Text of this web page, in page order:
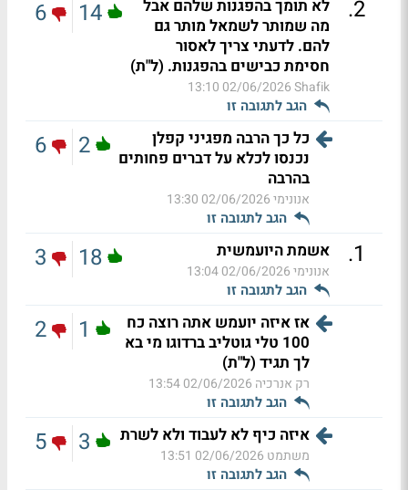
2
.
לא תומך בהפגנות שלהם אבל
מה שמותר לשמאל מותר גם
להם. לדעתי צריך לאסור
חסימת כבישים בהפגנות. (ל"ת)
Shafik
02/06/2026 13:10
הגב לתגובה זו
14
6
כל כך הרבה מפגיני קפלן
נכנסו לכלא על דברים פחותים
בהרבה
אנונימי02/06/2026 13:30
הגב לתגובה זו
2
6
1
. אשמת היועמשית
אנונימי02/06/2026 13:04
הגב לתגובה זו
18
3
אז איזה יועמש אתה רוצה כח
100 טלי גוטליב ברדוגו מי בא
לך תגיד (ל"ת)
רק אנרכיה 02/06/2026 13:54
הגב לתגובה זו
1
2
איזה כיף לא לעבוד ולא לשרת
משתמט 02/06/2026 13:51
הגב לתגובה זו
3
5